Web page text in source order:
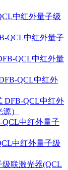
中红外量子级
QCL中红外量子
QCL中红外量
QCL中红外
DFB-QCL中红外
）
QCL中红外量子
中红外量子级
级联激光器(QCL